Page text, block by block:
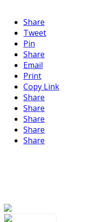
Share
Tweet
Pin
Share
Email
Print
Copy Link
Share
Share
Share
Share
Share